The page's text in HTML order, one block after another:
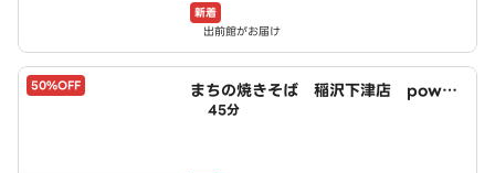
新着
出前館がお届け
50%OFF
まちの焼きそば 稲沢下津店 power
ed by LAWSON
45分